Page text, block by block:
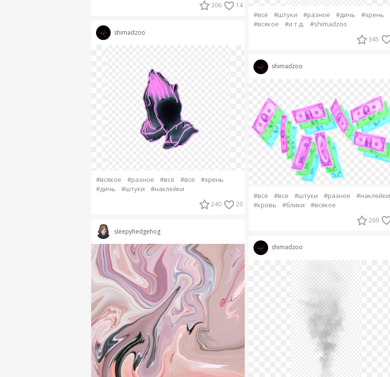
306 14
shimadzoo
#всякое #разное #всё #все
#хрень
#дичь
#штуки #наклейки
240 20
sleepyhedgehog
#всё #штуки #разное #дичь
#хрень
#всякое
#и т.д. #shimadzoo
345
shimadzoo
#всё #все #штуки #разное
#наклейки
#кровь
#блики #всякое
269
shimadzoo